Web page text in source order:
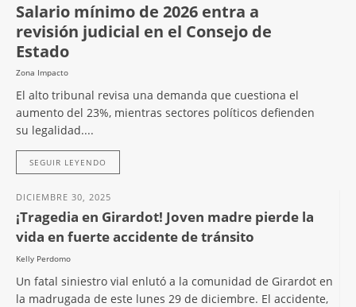
Salario mínimo de 2026 entra a
revisión judicial en el Consejo de
Estado
Zona Impacto
El alto tribunal revisa una demanda que cuestiona el
aumento del 23%, mientras sectores políticos defienden
su legalidad....
SEGUIR LEYENDO
DICIEMBRE 30, 2025
¡Tragedia en Girardot! Joven madre pierde la
vida en fuerte accidente de tránsito
Kelly Perdomo
Un fatal siniestro vial enlutó a la comunidad de Girardot en
la madrugada de este lunes 29 de diciembre. El accidente,